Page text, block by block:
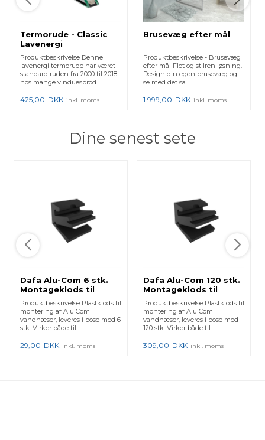
Termorude - Classic
Lavenergi
Produktbeskrivelse Denne
lavenergi termorude har været
standard ruden fra 2000 til 2018
hos mange vinduesprod...
425,00 DKK inkl. moms
Brusevæg efter mål
Produktbeskrivelse - Brusevæg
efter mål Flot og stilren løsning.
Design din egen brusevæg og
se med det sa...
1.999,00 DKK inkl. moms
Dine senest sete
Dafa Alu-Com 6 stk.
Montageklods til
16x23,5 16x30 16x36
Produktbeskrivelse Plastklods til
montering af Alu Com
vandnæser, leveres i pose med 6
stk. Virker både til l...
29,00 DKK inkl. moms
Dafa Alu-Com 120 stk.
Montageklods til
16x23,5 16x30 16x36
Produktbeskrivelse Plastklods til
montering af Alu Com
vandnæser, leveres i pose med
120 stk. Virker både til...
309,00 DKK inkl. moms